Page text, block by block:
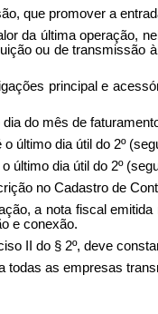
que promover a
da última operação,
ou de
principal e
do mês de
último dia útil do 2º
último dia útil do 2º
no Cadastro de
a nota fiscal
e conexão.
II do § 2º, deve
todas as empresas